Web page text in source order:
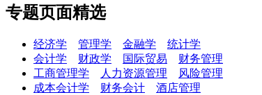
专题页面精选
经济学 管理学 金融学
统计学
会计学
财政学 国际贸易
财务管理
工商管理学
人力资源管理
风险管理
成本会计学
财务会计
酒店管理